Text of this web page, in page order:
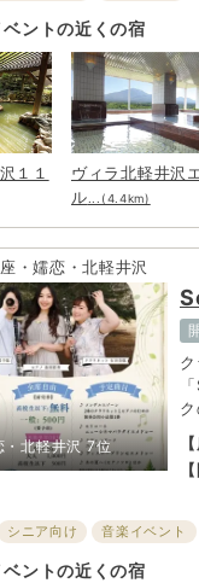
ベントの近くの宿
１１
ヴィラ北軽井沢
ル...(4.4km)
・嬬恋・北軽井沢
・北軽井沢 7位
シニア向け 音楽イベント
ベントの近くの宿